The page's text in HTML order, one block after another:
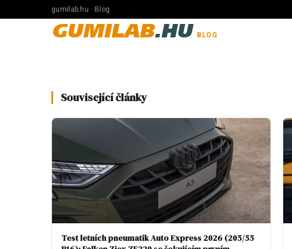
gumilab.hu · Blog
GUMILAB.HU BLOG
Související články
Test letních pneumatik Auto Express 2026 (205/55